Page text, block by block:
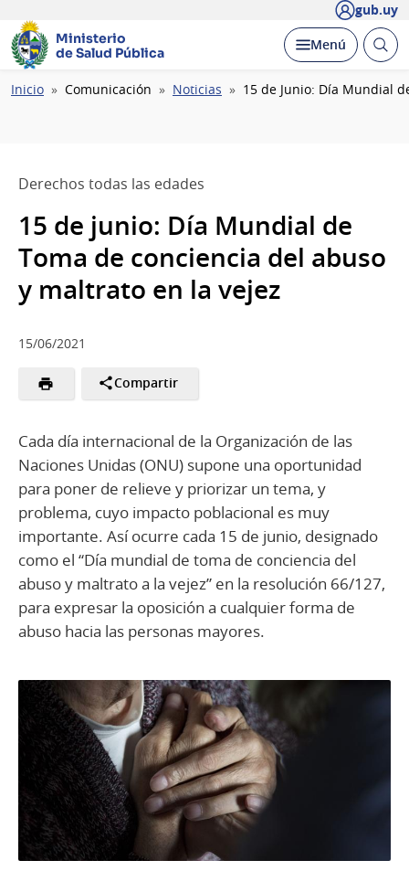
gub.uy
Ministerio
de Salud Pública
Desplegar
Menú Abrir
Ruta
Inicio Comunicación Noticias 15 de Junio: Día Mundial
Derechos todas las edades
15 de junio: Día Mundial de
Toma de conciencia del abuso
y maltrato en la vejez
15/06/2021
Compartir
Cada día internacional de la Organización de las
Naciones Unidas (ONU) supone una oportunidad
para poner de relieve y priorizar un tema, y
problema, cuyo impacto poblacional es muy
importante. Así ocurre cada 15 de junio, designado
como el “Día mundial de toma de conciencia del
abuso y maltrato a la vejez” en la resolución 66/127,
para expresar la oposición a cualquier forma de
abuso hacia las personas mayores.